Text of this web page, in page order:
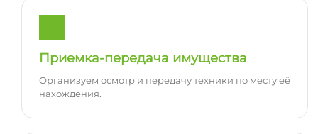
Приемка-передача имущества
Организуем осмотр и передачу техники по месту её
нахождения.